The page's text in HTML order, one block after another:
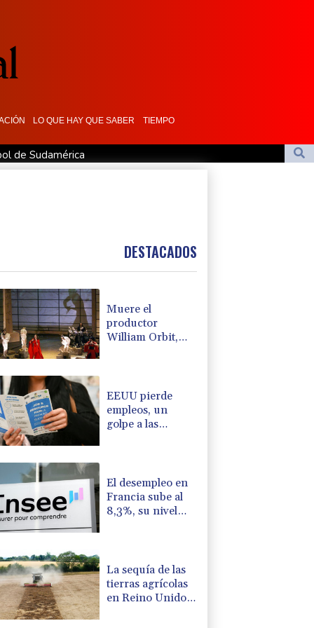
LO QUE HAY QUE SABER TIEMPO
de Sudamérica
DESTACADOS
Muere el
productor
William Orbit,
EEUU pierde
empleos, un
golpe a las
El desempleo en
Francia sube al
8,3%, su nivel
La sequía de las
tierras agrícolas
en Reino Unido